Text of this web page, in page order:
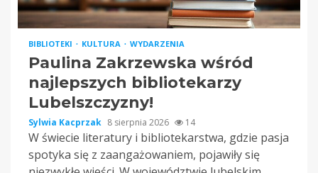
BIBLIOTEKI KULTURA WYDARZENIA
Paulina Zakrzewska wśród
najlepszych bibliotekarzy
Lubelszczyzny!
Sylwia Kacprzak 8 sierpnia 2026 14
W świecie literatury i bibliotekarstwa, gdzie pasja
spotyka się z zaangażowaniem, pojawiły się